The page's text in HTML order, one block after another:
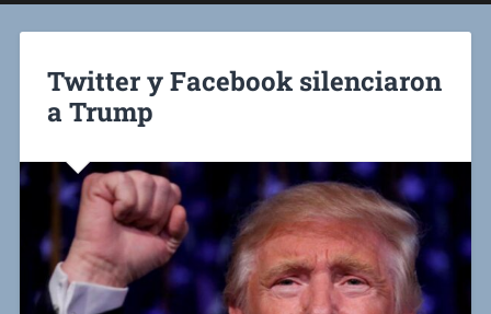
Twitter y Facebook silenciaron
a Trump